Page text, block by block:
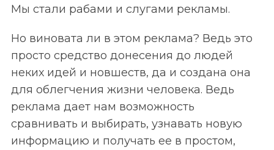
Мы стали рабами и слугами рекламы.
Но виновата ли в этом реклама? Ведь это
просто средство донесения до людей
неких идей и новшеств, да и создана она
для облегчения жизни человека. Ведь
реклама дает нам возможность
сравнивать и выбирать, узнавать новую
информацию и получать ее в простом,